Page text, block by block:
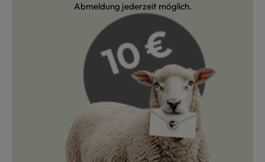
Abmeldung jederzeit möglich.